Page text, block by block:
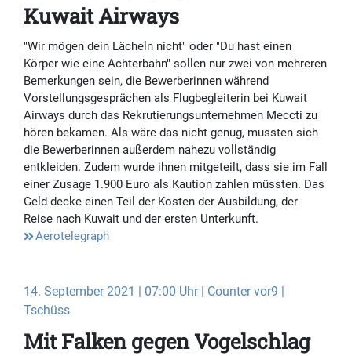
Kuwait Airways
"Wir mögen dein Lächeln nicht" oder "Du hast einen
Körper wie eine Achterbahn" sollen nur zwei von mehreren
Bemerkungen sein, die Bewerberinnen während
Vorstellungsgesprächen als Flugbegleiterin bei Kuwait
Airways durch das Rekrutierungsunternehmen Meccti zu
hören bekamen. Als wäre das nicht genug, mussten sich
die Bewerberinnen außerdem nahezu vollständig
entkleiden. Zudem wurde ihnen mitgeteilt, dass sie im Fall
einer Zusage 1.900 Euro als Kaution zahlen müssten. Das
Geld decke einen Teil der Kosten der Ausbildung, der
Reise nach Kuwait und der ersten Unterkunft.
Aerotelegraph
14. September 2021 | 07:00 Uhr | Counter vor9 |
Tschüss
Mit Falken gegen Vogelschlag